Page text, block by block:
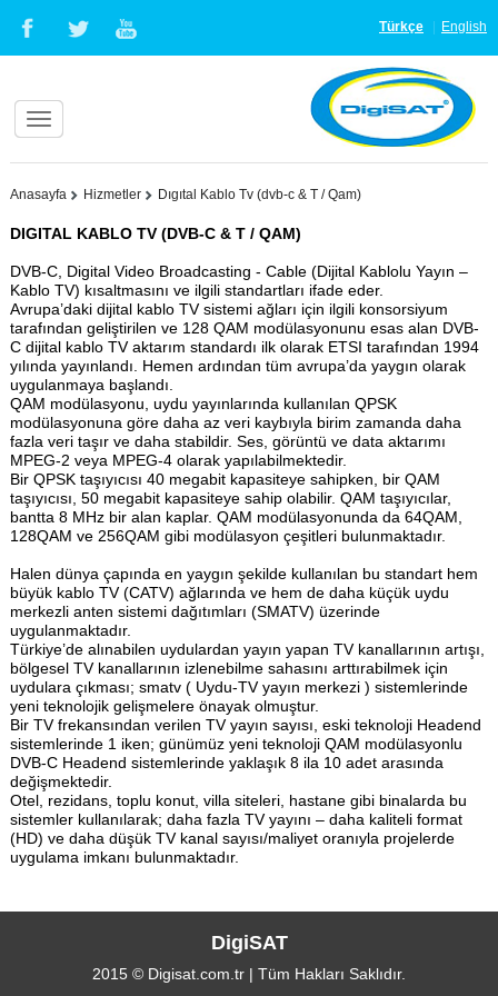
Türkçe English
Anasayfa Hizmetler Dıgıtal Kablo Tv (dvb-c & T / Qam)
DIGITAL KABLO TV (DVB-C & T / QAM)
DVB-C, Digital Video Broadcasting - Cable (Dijital Kablolu Yayın –
Kablo TV) kısaltmasını ve ilgili standartları ifade eder.
Avrupa’daki dijital kablo TV sistemi ağları için ilgili konsorsiyum
tarafından geliştirilen ve 128 QAM modülasyonunu esas alan DVB-
C dijital kablo TV aktarım standardı ilk olarak ETSI tarafından 1994
yılında yayınlandı. Hemen ardından tüm avrupa’da yaygın olarak
uygulanmaya başlandı.
QAM modülasyonu, uydu yayınlarında kullanılan QPSK
modülasyonuna göre daha az veri kaybıyla birim zamanda daha
fazla veri taşır ve daha stabildir. Ses, görüntü ve data aktarımı
MPEG-2 veya MPEG-4 olarak yapılabilmektedir.
Bir QPSK taşıyıcısı 40 megabit kapasiteye sahipken, bir QAM
taşıyıcısı, 50 megabit kapasiteye sahip olabilir. QAM taşıyıcılar,
bantta 8 MHz bir alan kaplar. QAM modülasyonunda da 64QAM,
128QAM ve 256QAM gibi modülasyon çeşitleri bulunmaktadır.
Halen dünya çapında en yaygın şekilde kullanılan bu standart hem
büyük kablo TV (CATV) ağlarında ve hem de daha küçük uydu
merkezli anten sistemi dağıtımları (SMATV) üzerinde
uygulanmaktadır.
Türkiye’de alınabilen uydulardan yayın yapan TV kanallarının artışı,
bölgesel TV kanallarının izlenebilme sahasını arttırabilmek için
uydulara çıkması; smatv ( Uydu-TV yayın merkezi ) sistemlerinde
yeni teknolojik gelişmelere önayak olmuştur.
Bir TV frekansından verilen TV yayın sayısı, eski teknoloji Headend
sistemlerinde 1 iken; günümüz yeni teknoloji QAM modülasyonlu
DVB-C Headend sistemlerinde yaklaşık 8 ila 10 adet arasında
değişmektedir.
Otel, rezidans, toplu konut, villa siteleri, hastane gibi binalarda bu
sistemler kullanılarak; daha fazla TV yayını – daha kaliteli format
(HD) ve daha düşük TV kanal sayısı/maliyet oranıyla projelerde
uygulama imkanı bulunmaktadır.
DigiSAT
2015 © Digisat.com.tr | Tüm Hakları Saklıdır.